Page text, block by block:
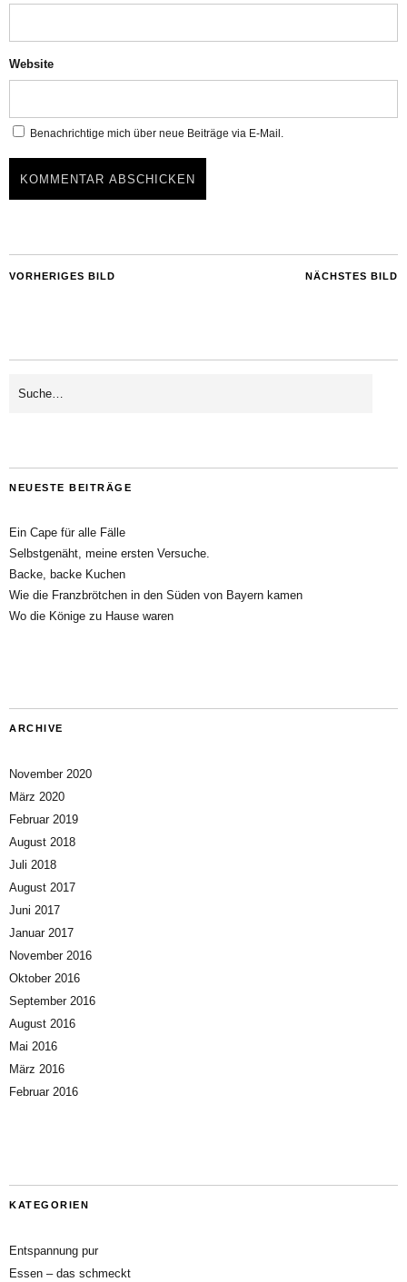
Website
Benachrichtige mich über neue Beiträge via E-Mail.
NÄCHSTES BILD
VORHERIGES BILD
NEUESTE BEITRÄGE
Ein Cape für alle Fälle
Selbstgenäht, meine ersten Versuche.
Backe, backe Kuchen
Wie die Franzbrötchen in den Süden von Bayern kamen
Wo die Könige zu Hause waren
ARCHIVE
November 2020
März 2020
Februar 2019
August 2018
Juli 2018
August 2017
Juni 2017
Januar 2017
November 2016
Oktober 2016
September 2016
August 2016
Mai 2016
März 2016
Februar 2016
KATEGORIEN
Entspannung pur
Essen – das schmeckt